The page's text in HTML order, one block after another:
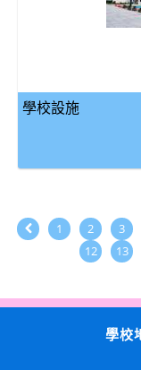
學校設施
1 2 3
12
13
學校